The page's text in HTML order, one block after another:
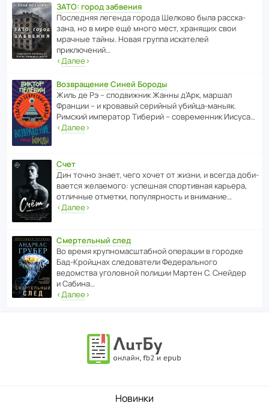
ЗАТО: город забвения
После­дняя легенда города Шелково была расска­
зана, но в мире ещё много мест, хранящих свои
мрачные тайны. Новая группа иска­телей
приключений…
‹Далее›
Возвращение Синей Бороды
Жиль де Рэ – спод­ви­жник Жанны д’Арк, маршал
Франции – и кровавый серийный убийца-маньяк.
Римский импе­ратор Тиберий – совре­менник Иисуса…
‹Далее›
Счет
Дин точно знает, чего хочет от жизни, и всегда доби­
ва­ется жела­е­мого: успе­шная спор­ти­вная карьера,
отли­чные отметки, попу­ля­р­ность и внимание…
‹Далее›
Смертельный след
Во время круп­но­мас­ш­та­бной операции в городке
Бад‑Крой­цнах следо­ва­тели Феде­раль­ного
ведомства уголо­вной полиции Мартен С. Снейдер
и Сабина…
‹Далее›
Новинки